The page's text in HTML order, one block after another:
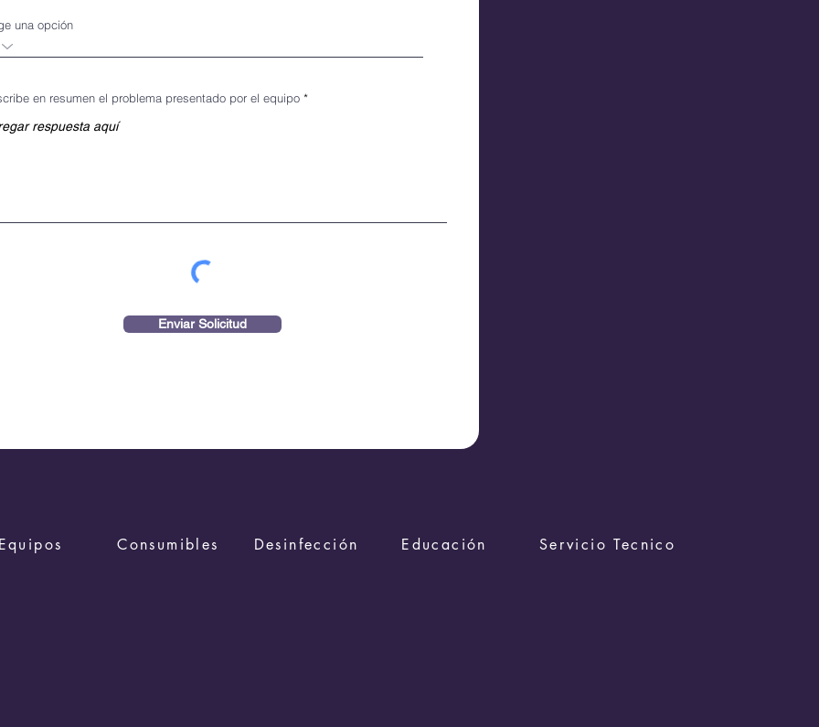
una opción
en resumen el problema presentado por el equipo
Enviar Solicitud
Equipos Consumibles Desinfección Educación Servicio Tecnico